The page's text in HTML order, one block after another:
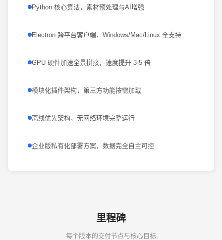
Python 核心算法，素材预处理与AI增强
Electron 跨平台客户端，Windows/Mac/Linux 全支持
GPU 硬件加速全景拼接，速度提升 3-5 倍
模块化插件架构，第三方功能按需加载
离线优先架构，无网络环境完整运行
企业版私有化部署方案，数据完全自主可控
里程碑
每个版本的交付节点与核心目标